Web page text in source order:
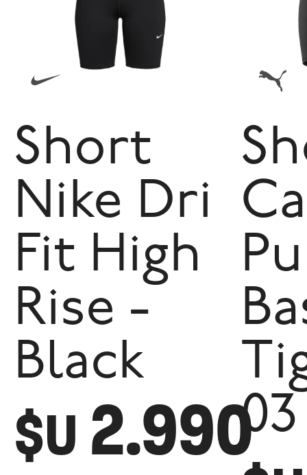
Short
Nike Dri
Fit High
Rise -
Black
$U 2.99003